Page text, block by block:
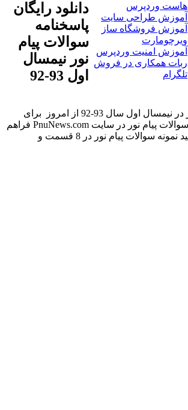
هاست وردپرس
آموزش طراحی سایت
آموزش فروشگاه ساز
ویرچومارت
آموزش امنیت وردپرس
ربات همکاری در فروش
تلگرام
دانلود رایگان
پاسخنامه
سوالات پیام
نور نیمسال
اول 93-92
دانلود رایگان پاسخنامه نمونه سوالات سوالات پیام نور در سایت PnuNews.com فراهم شدبه گزارش اخبار پیام نور PnuNews.com پاسخنامه نمونه سوالات پیام نور در نیمسال اول سال 93-92 از امروز برای
دانلود رایگان در سایت قرار گرفت. این کلید نمونه سوالات پیام نور در 8 قسمت و براساس کد درس دسته بندی شده اند. .. دانلود رایگان پاسخنامه نمونه سوالات سوالات پیام نور در سایت PnuNews.com فراهم
شدبه گزارش اخبار پیام نور PnuNews.com پاسخنامه نمونه سوالات پیام نور در نیمسال اول سال 93-92 از امروز برای دانلود رایگان در سایت قرار گرفت. این کلید نمونه سوالات پیام نور در 8 قسمت و